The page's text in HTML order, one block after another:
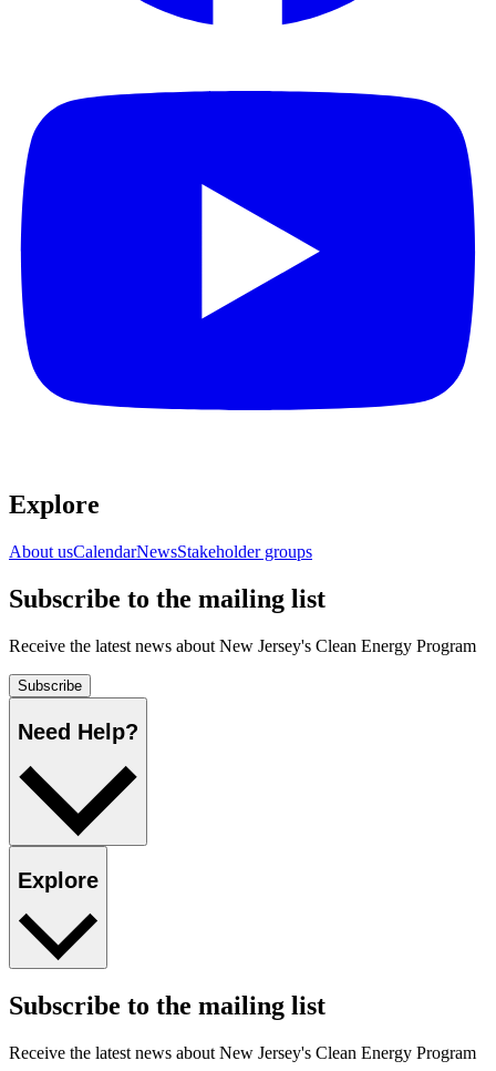
Explore​​​​‌ ‍ ​‍​‍‌‍ ‌ ​‍‌‍‍‌‌‍‌ ‌‍‍‌‌‍ ‍​‍​‍​ ‍‍​‍​‍‌ ​ ‌‍​‌‌‍ ‍‌‍‍‌‌ ‌​‌ ‍‌​‍ ‍‌‍‍‌‌‍ ​‍​‍​‍ ​​‍​‍‌‍‍​‌ ​‍‌‍‌‌‌‍‌‍​‍​‍​ ‍‍​‍​‍‌‍‍​‌ ‌​‌ ‌​‌ ​​​ ‍‍​‍ ​‍ ‌‍ ​‌‍ ‌‍​ ‌‍​‌‌‍ ​‌‍‍​‌‍ ‌ ​ ‌ ‌​​ ‍‍​ ​ ​ ​ ​ ​ ​ ​ ​‍ ‌‍‍‌‌‍ ‍‌ ‌​‌‍‌‌‌‍ ‍‌ ‌​​‍ ‌‍‌‌‌‍‌​‌‍‍‌‌ ‌​​‍ ‌‍ ‌‌‍ ‌‍‌​‌‍‌‌​ ‌‌ ​​‌ ​‍‌‍‌‌‌ ​ ‌‍‌‌‌‍ ‍‌ ‌​‌‍​‌‌ ‌​‌‍‍‌‌‍ ‌‍ ‍​ ‍ ‌‍‍‌‌‍‌​​ ‌‌ ​ ‌‍‍‌‌ ‌​‌‍‌‌‌​‌‍‌‍ ‌‍ ‌ ‌​‌‍‌‌‌ ​‍​ ‍ ‌ ‌​‌ ‍‌‌ ​​‌‍‌‌​ ‌‌‍‌‍‌‍ ‌‍ ‌ ‌​‌‍‌‌‌ ​‍​ ‍ ‌ ​​‌‍​‌‌ ‌​‌‍‍​​ ‌‌‍ ‌‌‍‌‌‌‍ ‍‌ ‌‌‌ ​ ​‍‌‌​ ‌‌‌​​‍‌‌ ‌‍‍ ‌‍‌‌‌ ‍‌​‍‌‌​ ​ ‌​‌​​‍‌‌​ ​ ‌​‌​​‍‌‌​ ​‍​ ​‍‌‍​‌​ ‍‌‌‍‌‍​ ​​‌‍‌​​ ​​​ ‌​​ ​​​ ​ ​ ​‌​ ‌‍​ ‌ ​‍‌‌​ ​‍​ ​‍​‍‌‌​ ‌‌‌​‌​​‍ ‍‌‍‍​‌‍‌‌‌‍​‌‌‍‌​‌‍‍‌‌‍ ‍‌‍‌ ​ ‌‍​‍‌‍​‌‌ ​ ‌‍‌‌‌‌‌‌‌ ​‍‌‍ ​​ ‌‌‍‍​‌ ‌​‌ ‌​‌ ​​​‍‌‌​ ​ ‌​​‌​‍‌‌​ ​‍‌​‌‍​‍‌‌​ ​‍‌​‌‍‌‍ ​‌‍ ‌‍​ ‌‍​‌‌‍ ​‌‍‍​‌‍ ‌ ​ ‌ ‌​​‍‌‌​ ​ ‌​​‌​ ​ ​ ​ ​ ​ ​ ​ ​‍‌‍‌‍‍‌‌‍‌​​ ‌‌ ​ ‌‍‍‌‌ ‌​‌‍‌‌‌​‌‍‌‍ ‌‍ ‌ ‌​‌‍‌‌‌ ​‍​‍‌‍‌ ‌​‌ ‍‌‌ ​​‌‍‌‌​ ‌‌‍‌‍‌‍ ‌‍ ‌ ‌​‌‍‌‌‌ ​‍​‍‌‍‌ ​​‌‍​‌‌ ‌​‌‍‍​​ ‌‌‍ ‌‌‍‌‌‌‍ ‍‌ ‌‌‌ ​ ​‍‌‌​ ‌‌‌​​‍‌‌ ‌‍‍ ‌‍‌‌‌ ‍‌​‍‌‌​ ​ ‌​‌​​‍‌‌​ ​ ‌​‌​​‍‌‌​ ​‍​ ​‍‌‍​‌​ ‍‌‌‍‌‍​ ​​‌‍‌​​ ​​​ ‌​​ ​​​ ​ ​ ​‌​ ‌‍​ ‌ ​‍‌‌​ ​‍​ ​‍​‍‌‌​ ‌‌‌​‌​​‍ ‍‌‍‍​‌‍‌‌‌‍​‌‌‍‌​‌‍‍‌‌‍ ‍‌‍‌ ​‍‌‍‌ ​​‌‍‌‌‌ ​‍‌ ​ ‌ ​​‌‍‌‌‌‍​ ‌ ‌​‌‍‍‌‌ ‌‍‌‍‌‌​ ‌‌ ​​‌ ‌‌‌‍​‍‌‍ ​‌‍‍‌‌ ​ ‌‍‍​‌‍‌‌‌‍‌​​‍​‍‌ ‌
About us​​​​‌ ‍ ​‍​‍‌‍ ‌ ​‍‌‍‍‌‌‍‌ ‌‍‍‌‌‍ ‍​‍​‍​ ‍‍​‍​‍‌ ​ ‌‍​‌‌‍ ‍‌‍‍‌‌ ‌​‌ ‍‌​‍ ‍‌‍‍‌‌‍ ​‍​‍​‍ ​​‍​‍‌‍‍​‌ ​‍‌‍‌‌‌‍‌‍​‍​‍​ ‍‍​‍​‍‌‍‍​‌ ‌​‌ ‌​‌ ​​​ ‍‍​‍ ​‍ ‌‍ ​‌‍ ‌‍​ ‌‍​‌‌‍ ​‌‍‍​‌‍ ‌ ​ ‌ ‌​​ ‍‍​ ​ ​ ​ ​ ​ ​ ​ ​‍ ‌‍‍‌‌‍ ‍‌ ‌​‌‍‌‌‌‍ ‍‌ ‌​​‍ ‌‍‌‌‌‍‌​‌‍‍‌‌ ‌​​‍ ‌‍ ‌‌‍ ‌‍‌​‌‍‌‌​ ‌‌ ​​‌ ​‍‌‍‌‌‌ ​ ‌‍‌‌‌‍ ‍‌ ‌​‌‍​‌‌ ‌​‌‍‍‌‌‍ ‌‍ ‍​ ‍ ‌‍‍‌‌‍‌​​ ‌‌ ​ ‌‍‍‌‌ ‌​‌‍‌‌‌​‌‍‌‍ ‌‍ ‌ ‌​‌‍‌‌‌ ​‍​ ‍ ‌ ‌​‌ ‍‌‌ ​​‌‍‌‌​ ‌‌‍‌‍‌‍ ‌‍ ‌ ‌​‌‍‌‌‌ ​‍​ ‍ ‌ ​​‌‍​‌‌ ‌​‌‍‍​​ ‌‌‍ ‌‌‍‌‌‌‍ ‍‌ ‌‌‌ ​ ​‍‌‌​ ‌‌‌​​‍‌‌ ‌‍‍ ‌‍‌‌‌ ‍‌​‍‌‌​ ​ ‌​‌​​‍‌‌​ ​ ‌​‌​​‍‌‌​ ​‍​ ​‍‌‍​‌​ ‍‌‌‍‌‍​ ​​‌‍‌​​ ​​​ ‌​​ ​​​ ​ ​ ​‌​ ‌‍​ ‌ ​‍‌‌​ ​‍​ ​‍​‍‌‌​ ‌‌‌​‌​​‍ ‍‌‍‍‌‌ ‌​‌‍‌‌‌‍ ‌‌ ​ ​‍‌‌​ ‌‌‌​​‍‌‌ ‌‍‍ ‌‍‌‌‌ ‍‌​‍‌‌​ ​ ‌​‌​​‍‌‌​ ​ ‌​‌​​‍‌‌​ ​‍​ ​‍​ ​​‌‍‌‌‌‍‌​​ ‌ ​ ​‍​ ​‍​ ​​‌‍‌‍​ ‌‍​ ‌​‌‍‌‍‌‍​‍​‍‌‌​ ​‍​ ​‍​‍‌‌​ ‌‌‌​‌​​‍ ‍‌ ‌​‌‍‌‌‌ ‍​‌ ‌​​ ‌‍​‍‌‍​‌‌ ​ ‌‍‌‌‌‌‌‌‌ ​‍‌‍ ​​ ‌‌‍‍​‌ ‌​‌ ‌​‌ ​​​‍‌‌​ ​ ‌​​‌​‍‌‌​ ​‍‌​‌‍​‍‌‌​ ​‍‌​‌‍‌‍ ​‌‍ ‌‍​ ‌‍​‌‌‍ ​‌‍‍​‌‍ ‌ ​ ‌ ‌​​‍‌‌​ ​ ‌​​‌​ ​ ​ ​ ​ ​ ​ ​ ​‍‌‍‌‍‍‌‌‍‌​​ ‌‌ ​ ‌‍‍‌‌ ‌​‌‍‌‌‌​‌‍‌‍ ‌‍ ‌ ‌​‌‍‌‌‌ ​‍​‍‌‍‌ ‌​‌ ‍‌‌ ​​‌‍‌‌​ ‌‌‍‌‍‌‍ ‌‍ ‌ ‌​‌‍‌‌‌ ​‍​‍‌‍‌ ​​‌‍​‌‌ ‌​‌‍‍​​ ‌‌‍ ‌‌‍‌‌‌‍ ‍‌ ‌‌‌ ​ ​‍‌‌​ ‌‌‌​​‍‌‌ ‌‍‍ ‌‍‌‌‌ ‍‌​‍‌‌​ ​ ‌​‌​​‍‌‌​ ​ ‌​‌​​‍‌‌​ ​‍​ ​‍‌‍​‌​ ‍‌‌‍‌‍​ ​​‌‍‌​​ ​​​ ‌​​ ​​​ ​ ​ ​‌​ ‌‍​ ‌ ​‍‌‌​ ​‍​ ​‍​‍‌‌​ ‌‌‌​‌​​‍ ‍‌‍‍‌‌ ‌​‌‍‌‌‌‍ ‌‌ ​ ​‍‌‌​ ‌‌‌​​‍‌‌ ‌‍‍ ‌‍‌‌‌ ‍‌​‍‌‌​ ​ ‌​‌​​‍‌‌​ ​ ‌​‌​​‍‌‌​ ​‍​ ​‍​ ​​‌‍‌‌‌‍‌​​ ‌ ​ ​‍​ ​‍​ ​​‌‍‌‍​ ‌‍​ ‌​‌‍‌‍‌‍​‍​‍‌‌​ ​‍​ ​‍​‍‌‌​ ‌‌‌​‌​​‍ ‍‌ ‌​‌‍‌‌‌ ‍​‌ ‌​​‍‌‍‌ ​​‌‍‌‌‌ ​‍‌ ​ ‌ ​​‌‍‌‌‌‍​ ‌ ‌​‌‍‍‌‌ ‌‍‌‍‌‌​ ‌‌ ​​‌ ‌‌‌‍​‍‌‍ ​‌‍‍‌‌ ​ ‌‍‍​‌‍‌‌‌‍‌​​‍​‍‌ ‌Calendar​​​​‌ ‍ ​‍​‍‌‍ ‌ ​‍‌‍‍‌‌‍‌ ‌‍‍‌‌‍ ‍​‍​‍​ ‍‍​‍​‍‌ ​ ‌‍​‌‌‍ ‍‌‍‍‌‌ ‌​‌ ‍‌​‍ ‍‌‍‍‌‌‍ ​‍​‍​‍ ​​‍​‍‌‍‍​‌ ​‍‌‍‌‌‌‍‌‍​‍​‍​ ‍‍​‍​‍‌‍‍​‌ ‌​‌ ‌​‌ ​​​ ‍‍​‍ ​‍ ‌‍ ​‌‍ ‌‍​ ‌‍​‌‌‍ ​‌‍‍​‌‍ ‌ ​ ‌ ‌​​ ‍‍​ ​ ​ ​ ​ ​ ​ ​ ​‍ ‌‍‍‌‌‍ ‍‌ ‌​‌‍‌‌‌‍ ‍‌ ‌​​‍ ‌‍‌‌‌‍‌​‌‍‍‌‌ ‌​​‍ ‌‍ ‌‌‍ ‌‍‌​‌‍‌‌​ ‌‌ ​​‌ ​‍‌‍‌‌‌ ​ ‌‍‌‌‌‍ ‍‌ ‌​‌‍​‌‌ ‌​‌‍‍‌‌‍ ‌‍ ‍​ ‍ ‌‍‍‌‌‍‌​​ ‌‌ ​ ‌‍‍‌‌ ‌​‌‍‌‌‌​‌‍‌‍ ‌‍ ‌ ‌​‌‍‌‌‌ ​‍​ ‍ ‌ ‌​‌ ‍‌‌ ​​‌‍‌‌​ ‌‌‍‌‍‌‍ ‌‍ ‌ ‌​‌‍‌‌‌ ​‍​ ‍ ‌ ​​‌‍​‌‌ ‌​‌‍‍​​ ‌‌‍ ‌‌‍‌‌‌‍ ‍‌ ‌‌‌ ​ ​‍‌‌​ ‌‌‌​​‍‌‌ ‌‍‍ ‌‍‌‌‌ ‍‌​‍‌‌​ ​ ‌​‌​​‍‌‌​ ​ ‌​‌​​‍‌‌​ ​‍​ ​‍‌‍​‌​ ‍‌‌‍‌‍​ ​​‌‍‌​​ ​​​ ‌​​ ​​​ ​ ​ ​‌​ ‌‍​ ‌ ​‍‌‌​ ​‍​ ​‍​‍‌‌​ ‌‌‌​‌​​‍ ‍‌‍‍‌‌ ‌​‌‍‌‌‌‍ ‌‌ ​ ​‍‌‌​ ‌‌‌​​‍‌‌ ‌‍‍ ‌‍‌‌‌ ‍‌​‍‌‌​ ​ ‌​‌​​‍‌‌​ ​ ‌​‌​​‍‌‌​ ​‍​ ​‍‌‍‌‍​ ‍​​ ‌​​ ​‍‌‍‌​‌‍‌‌​ ‌ ‌‍‌​‌‍‌‍‌‍‌​​ ‌ ​ ​‍​‍‌‌​ ​‍​ ​‍​‍‌‌​ ‌‌‌​‌​​‍ ‍‌ ‌​‌‍‌‌‌ ‍​‌ ‌​​ ‌‍​‍‌‍​‌‌ ​ ‌‍‌‌‌‌‌‌‌ ​‍‌‍ ​​ ‌‌‍‍​‌ ‌​‌ ‌​‌ ​​​‍‌‌​ ​ ‌​​‌​‍‌‌​ ​‍‌​‌‍​‍‌‌​ ​‍‌​‌‍‌‍ ​‌‍ ‌‍​ ‌‍​‌‌‍ ​‌‍‍​‌‍ ‌ ​ ‌ ‌​​‍‌‌​ ​ ‌​​‌​ ​ ​ ​ ​ ​ ​ ​ ​‍‌‍‌‍‍‌‌‍‌​​ ‌‌ ​ ‌‍‍‌‌ ‌​‌‍‌‌‌​‌‍‌‍ ‌‍ ‌ ‌​‌‍‌‌‌ ​‍​‍‌‍‌ ‌​‌ ‍‌‌ ​​‌‍‌‌​ ‌‌‍‌‍‌‍ ‌‍ ‌ ‌​‌‍‌‌‌ ​‍​‍‌‍‌ ​​‌‍​‌‌ ‌​‌‍‍​​ ‌‌‍ ‌‌‍‌‌‌‍ ‍‌ ‌‌‌ ​ ​‍‌‌​ ‌‌‌​​‍‌‌ ‌‍‍ ‌‍‌‌‌ ‍‌​‍‌‌​ ​ ‌​‌​​‍‌‌​ ​ ‌​‌​​‍‌‌​ ​‍​ ​‍‌‍​‌​ ‍‌‌‍‌‍​ ​​‌‍‌​​ ​​​ ‌​​ ​​​ ​ ​ ​‌​ ‌‍​ ‌ ​‍‌‌​ ​‍​ ​‍​‍‌‌​ ‌‌‌​‌​​‍ ‍‌‍‍‌‌ ‌​‌‍‌‌‌‍ ‌‌ ​ ​‍‌‌​ ‌‌‌​​‍‌‌ ‌‍‍ ‌‍‌‌‌ ‍‌​‍‌‌​ ​ ‌​‌​​‍‌‌​ ​ ‌​‌​​‍‌‌​ ​‍​ ​‍‌‍‌‍​ ‍​​ ‌​​ ​‍‌‍‌​‌‍‌‌​ ‌ ‌‍‌​‌‍‌‍‌‍‌​​ ‌ ​ ​‍​‍‌‌​ ​‍​ ​‍​‍‌‌​ ‌‌‌​‌​​‍ ‍‌ ‌​‌‍‌‌‌ ‍​‌ ‌​​‍‌‍‌ ​​‌‍‌‌‌ ​‍‌ ​ ‌ ​​‌‍‌‌‌‍​ ‌ ‌​‌‍‍‌‌ ‌‍‌‍‌‌​ ‌‌ ​​‌ ‌‌‌‍​‍‌‍ ​‌‍‍‌‌ ​ ‌‍‍​‌‍‌‌‌‍‌​​‍​‍‌ ‌News​​​​‌ ‍ ​‍​‍‌‍ ‌ ​‍‌‍‍‌‌‍‌ ‌‍‍‌‌‍ ‍​‍​‍​ ‍‍​‍​‍‌ ​ ‌‍​‌‌‍ ‍‌‍‍‌‌ ‌​‌ ‍‌​‍ ‍‌‍‍‌‌‍ ​‍​‍​‍ ​​‍​‍‌‍‍​‌ ​‍‌‍‌‌‌‍‌‍​‍​‍​ ‍‍​‍​‍‌‍‍​‌ ‌​‌ ‌​‌ ​​​ ‍‍​‍ ​‍ ‌‍ ​‌‍ ‌‍​ ‌‍​‌‌‍ ​‌‍‍​‌‍ ‌ ​ ‌ ‌​​ ‍‍​ ​ ​ ​ ​ ​ ​ ​ ​‍ ‌‍‍‌‌‍ ‍‌ ‌​‌‍‌‌‌‍ ‍‌ ‌​​‍ ‌‍‌‌‌‍‌​‌‍‍‌‌ ‌​​‍ ‌‍ ‌‌‍ ‌‍‌​‌‍‌‌​ ‌‌ ​​‌ ​‍‌‍‌‌‌ ​ ‌‍‌‌‌‍ ‍‌ ‌​‌‍​‌‌ ‌​‌‍‍‌‌‍ ‌‍ ‍​ ‍ ‌‍‍‌‌‍‌​​ ‌‌ ​ ‌‍‍‌‌ ‌​‌‍‌‌‌​‌‍‌‍ ‌‍ ‌ ‌​‌‍‌‌‌ ​‍​ ‍ ‌ ‌​‌ ‍‌‌ ​​‌‍‌‌​ ‌‌‍‌‍‌‍ ‌‍ ‌ ‌​‌‍‌‌‌ ​‍​ ‍ ‌ ​​‌‍​‌‌ ‌​‌‍‍​​ ‌‌‍ ‌‌‍‌‌‌‍ ‍‌ ‌‌‌ ​ ​‍‌‌​ ‌‌‌​​‍‌‌ ‌‍‍ ‌‍‌‌‌ ‍‌​‍‌‌​ ​ ‌​‌​​‍‌‌​ ​ ‌​‌​​‍‌‌​ ​‍​ ​‍‌‍​‌​ ‍‌‌‍‌‍​ ​​‌‍‌​​ ​​​ ‌​​ ​​​ ​ ​ ​‌​ ‌‍​ ‌ ​‍‌‌​ ​‍​ ​‍​‍‌‌​ ‌‌‌​‌​​‍ ‍‌‍‍‌‌ ‌​‌‍‌‌‌‍ ‌‌ ​ ​‍‌‌​ ‌‌‌​​‍‌‌ ‌‍‍ ‌‍‌‌‌ ‍‌​‍‌‌​ ​ ‌​‌​​‍‌‌​ ​ ‌​‌​​‍‌‌​ ​‍​ ​‍‌‍​ ‌‍​‍​ ‍​​ ​​​ ‍‌​ ‌‍​ ​‍​ ‌‍​ ​‍‌‍​‍​ ‍‌​ ​‌​‍‌‌​ ​‍​ ​‍​‍‌‌​ ‌‌‌​‌​​‍ ‍‌ ‌​‌‍‌‌‌ ‍​‌ ‌​​ ‌‍​‍‌‍​‌‌ ​ ‌‍‌‌‌‌‌‌‌ ​‍‌‍ ​​ ‌‌‍‍​‌ ‌​‌ ‌​‌ ​​​‍‌‌​ ​ ‌​​‌​‍‌‌​ ​‍‌​‌‍​‍‌‌​ ​‍‌​‌‍‌‍ ​‌‍ ‌‍​ ‌‍​‌‌‍ ​‌‍‍​‌‍ ‌ ​ ‌ ‌​​‍‌‌​ ​ ‌​​‌​ ​ ​ ​ ​ ​ ​ ​ ​‍‌‍‌‍‍‌‌‍‌​​ ‌‌ ​ ‌‍‍‌‌ ‌​‌‍‌‌‌​‌‍‌‍ ‌‍ ‌ ‌​‌‍‌‌‌ ​‍​‍‌‍‌ ‌​‌ ‍‌‌ ​​‌‍‌‌​ ‌‌‍‌‍‌‍ ‌‍ ‌ ‌​‌‍‌‌‌ ​‍​‍‌‍‌ ​​‌‍​‌‌ ‌​‌‍‍​​ ‌‌‍ ‌‌‍‌‌‌‍ ‍‌ ‌‌‌ ​ ​‍‌‌​ ‌‌‌​​‍‌‌ ‌‍‍ ‌‍‌‌‌ ‍‌​‍‌‌​ ​ ‌​‌​​‍‌‌​ ​ ‌​‌​​‍‌‌​ ​‍​ ​‍‌‍​‌​ ‍‌‌‍‌‍​ ​​‌‍‌​​ ​​​ ‌​​ ​​​ ​ ​ ​‌​ ‌‍​ ‌ ​‍‌‌​ ​‍​ ​‍​‍‌‌​ ‌‌‌​‌​​‍ ‍‌‍‍‌‌ ‌​‌‍‌‌‌‍ ‌‌ ​ ​‍‌‌​ ‌‌‌​​‍‌‌ ‌‍‍ ‌‍‌‌‌ ‍‌​‍‌‌​ ​ ‌​‌​​‍‌‌​ ​ ‌​‌​​‍‌‌​ ​‍​ ​‍‌‍​ ‌‍​‍​ ‍​​ ​​​ ‍‌​ ‌‍​ ​‍​ ‌‍​ ​‍‌‍​‍​ ‍‌​ ​‌​‍‌‌​ ​‍​ ​‍​‍‌‌​ ‌‌‌​‌​​‍ ‍‌ ‌​‌‍‌‌‌ ‍​‌ ‌​​‍‌‍‌ ​​‌‍‌‌‌ ​‍‌ ​ ‌ ​​‌‍‌‌‌‍​ ‌ ‌​‌‍‍‌‌ ‌‍‌‍‌‌​ ‌‌ ​​‌ ‌‌‌‍​‍‌‍ ​‌‍‍‌‌ ​ ‌‍‍​‌‍‌‌‌‍‌​​‍​‍‌ ‌Stakeholder groups​​​​‌ ‍ ​‍​‍‌‍ ‌ ​‍‌‍‍‌‌‍‌ ‌‍‍‌‌‍ ‍​‍​‍​ ‍‍​‍​‍‌ ​ ‌‍​‌‌‍ ‍‌‍‍‌‌ ‌​‌ ‍‌​‍ ‍‌‍‍‌‌‍ ​‍​‍​‍ ​​‍​‍‌‍‍​‌ ​‍‌‍‌‌‌‍‌‍​‍​‍​ ‍‍​‍​‍‌‍‍​‌ ‌​‌ ‌​‌ ​​​ ‍‍​‍ ​‍ ‌‍ ​‌‍ ‌‍​ ‌‍​‌‌‍ ​‌‍‍​‌‍ ‌ ​ ‌ ‌​​ ‍‍​ ​ ​ ​ ​ ​ ​ ​ ​‍ ‌‍‍‌‌‍ ‍‌ ‌​‌‍‌‌‌‍ ‍‌ ‌​​‍ ‌‍‌‌‌‍‌​‌‍‍‌‌ ‌​​‍ ‌‍ ‌‌‍ ‌‍‌​‌‍‌‌​ ‌‌ ​​‌ ​‍‌‍‌‌‌ ​ ‌‍‌‌‌‍ ‍‌ ‌​‌‍​‌‌ ‌​‌‍‍‌‌‍ ‌‍ ‍​ ‍ ‌‍‍‌‌‍‌​​ ‌‌ ​ ‌‍‍‌‌ ‌​‌‍‌‌‌​‌‍‌‍ ‌‍ ‌ ‌​‌‍‌‌‌ ​‍​ ‍ ‌ ‌​‌ ‍‌‌ ​​‌‍‌‌​ ‌‌‍‌‍‌‍ ‌‍ ‌ ‌​‌‍‌‌‌ ​‍​ ‍ ‌ ​​‌‍​‌‌ ‌​‌‍‍​​ ‌‌‍ ‌‌‍‌‌‌‍ ‍‌ ‌‌‌ ​ ​‍‌‌​ ‌‌‌​​‍‌‌ ‌‍‍ ‌‍‌‌‌ ‍‌​‍‌‌​ ​ ‌​‌​​‍‌‌​ ​ ‌​‌​​‍‌‌​ ​‍​ ​‍‌‍​‌​ ‍‌‌‍‌‍​ ​​‌‍‌​​ ​​​ ‌​​ ​​​ ​ ​ ​‌​ ‌‍​ ‌ ​‍‌‌​ ​‍​ ​‍​‍‌‌​ ‌‌‌​‌​​‍ ‍‌‍‍‌‌ ‌​‌‍‌‌‌‍ ‌‌ ​ ​‍‌‌​ ‌‌‌​​‍‌‌ ‌‍‍ ‌‍‌‌‌ ‍‌​‍‌‌​ ​ ‌​‌​​‍‌‌​ ​ ‌​‌​​‍‌‌​ ​‍​ ​‍‌‍​‌‌‍‌​​ ‌‌​ ​​​ ​‍‌‍​‍‌‍​‌‌‍‌‌​ ‌​​ ‍‌‌‍‌‍​ ‌​​‍‌‌​ ​‍​ ​‍​‍‌‌​ ‌‌‌​‌​​‍ ‍‌ ‌​‌‍‌‌‌ ‍​‌ ‌​​ ‌‍​‍‌‍​‌‌ ​ ‌‍‌‌‌‌‌‌‌ ​‍‌‍ ​​ ‌‌‍‍​‌ ‌​‌ ‌​‌ ​​​‍‌‌​ ​ ‌​​‌​‍‌‌​ ​‍‌​‌‍​‍‌‌​ ​‍‌​‌‍‌‍ ​‌‍ ‌‍​ ‌‍​‌‌‍ ​‌‍‍​‌‍ ‌ ​ ‌ ‌​​‍‌‌​ ​ ‌​​‌​ ​ ​ ​ ​ ​ ​ ​ ​‍‌‍‌‍‍‌‌‍‌​​ ‌‌ ​ ‌‍‍‌‌ ‌​‌‍‌‌‌​‌‍‌‍ ‌‍ ‌ ‌​‌‍‌‌‌ ​‍​‍‌‍‌ ‌​‌ ‍‌‌ ​​‌‍‌‌​ ‌‌‍‌‍‌‍ ‌‍ ‌ ‌​‌‍‌‌‌ ​‍​‍‌‍‌ ​​‌‍​‌‌ ‌​‌‍‍​​ ‌‌‍ ‌‌‍‌‌‌‍ ‍‌ ‌‌‌ ​ ​‍‌‌​ ‌‌‌​​‍‌‌ ‌‍‍ ‌‍‌‌‌ ‍‌​‍‌‌​ ​ ‌​‌​​‍‌‌​ ​ ‌​‌​​‍‌‌​ ​‍​ ​‍‌‍​‌​ ‍‌‌‍‌‍​ ​​‌‍‌​​ ​​​ ‌​​ ​​​ ​ ​ ​‌​ ‌‍​ ‌ ​‍‌‌​ ​‍​ ​‍​‍‌‌​ ‌‌‌​‌​​‍ ‍‌‍‍‌‌ ‌​‌‍‌‌‌‍ ‌‌ ​ ​‍‌‌​ ‌‌‌​​‍‌‌ ‌‍‍ ‌‍‌‌‌ ‍‌​‍‌‌​ ​ ‌​‌​​‍‌‌​ ​ ‌​‌​​‍‌‌​ ​‍​ ​‍‌‍​‌‌‍‌​​ ‌‌​ ​​​ ​‍‌‍​‍‌‍​‌‌‍‌‌​ ‌​​ ‍‌‌‍‌‍​ ‌​​‍‌‌​ ​‍​ ​‍​‍‌‌​ ‌‌‌​‌​​‍ ‍‌ ‌​‌‍‌‌‌ ‍​‌ ‌​​‍‌‍‌ ​​‌‍‌‌‌ ​‍‌ ​ ‌ ​​‌‍‌‌‌‍​ ‌ ‌​‌‍‍‌‌ ‌‍‌‍‌‌​ ‌‌ ​​‌ ‌‌‌‍​‍‌‍ ​‌‍‍‌‌ ​ ‌‍‍​‌‍‌‌‌‍‌​​‍​‍‌ ‌
Subscribe to the mailing list​​​​‌ ‍ ​‍​‍‌‍ ‌ ​‍‌‍‍‌‌‍‌ ‌‍‍‌‌‍ ‍​‍​‍​ ‍‍​‍​‍‌ ​ ‌‍​‌‌‍ ‍‌‍‍‌‌ ‌​‌ ‍‌​‍ ‍‌‍‍‌‌‍ ​‍​‍​‍ ​​‍​‍‌‍‍​‌ ​‍‌‍‌‌‌‍‌‍​‍​‍​ ‍‍​‍​‍‌‍‍​‌ ‌​‌ ‌​‌ ​​​ ‍‍​‍ ​‍ ‌‍ ​‌‍ ‌‍​ ‌‍​‌‌‍ ​‌‍‍​‌‍ ‌ ​ ‌ ‌​​ ‍‍​ ​ ​ ​ ​ ​ ​ ​ ​‍ ‌‍‍‌‌‍ ‍‌ ‌​‌‍‌‌‌‍ ‍‌ ‌​​‍ ‌‍‌‌‌‍‌​‌‍‍‌‌ ‌​​‍ ‌‍ ‌‌‍ ‌‍‌​‌‍‌‌​ ‌‌ ​​‌ ​‍‌‍‌‌‌ ​ ‌‍‌‌‌‍ ‍‌ ‌​‌‍​‌‌ ‌​‌‍‍‌‌‍ ‌‍ ‍​ ‍ ‌‍‍‌‌‍‌​​ ‌‌ ​ ‌‍‍‌‌ ‌​‌‍‌‌‌​‌‍‌‍ ‌‍ ‌ ‌​‌‍‌‌‌ ​‍​ ‍ ‌ ‌​‌ ‍‌‌ ​​‌‍‌‌​ ‌‌‍‌‍‌‍ ‌‍ ‌ ‌​‌‍‌‌‌ ​‍​ ‍ ‌ ​​‌‍​‌‌ ‌​‌‍‍​​ ‌‌‍ ‍‌‍‌‌‌ ‌ ‌ ​ ‌‍ ​‌‍‌‌‌ ‌​‌ ‌​‌‍‌‌‌ ​‍​‍ ‍‌‍‍​‌‍‌‌‌‍​‌‌‍‌​‌‍‍‌‌‍ ‍‌‍‌ ​ ‌‍​‍‌‍​‌‌ ​ ‌‍‌‌‌‌‌‌‌ ​‍‌‍ ​​ ‌‌‍‍​‌ ‌​‌ ‌​‌ ​​​‍‌‌​ ​ ‌​​‌​‍‌‌​ ​‍‌​‌‍​‍‌‌​ ​‍‌​‌‍‌‍ ​‌‍ ‌‍​ ‌‍​‌‌‍ ​‌‍‍​‌‍ ‌ ​ ‌ ‌​​‍‌‌​ ​ ‌​​‌​ ​ ​ ​ ​ ​ ​ ​ ​‍‌‍‌‍‍‌‌‍‌​​ ‌‌ ​ ‌‍‍‌‌ ‌​‌‍‌‌‌​‌‍‌‍ ‌‍ ‌ ‌​‌‍‌‌‌ ​‍​‍‌‍‌ ‌​‌ ‍‌‌ ​​‌‍‌‌​ ‌‌‍‌‍‌‍ ‌‍ ‌ ‌​‌‍‌‌‌ ​‍​‍‌‍‌ ​​‌‍​‌‌ ‌​‌‍‍​​ ‌‌‍ ‍‌‍‌‌‌ ‌ ‌ ​ ‌‍ ​‌‍‌‌‌ ‌​‌ ‌​‌‍‌‌‌ ​‍​‍ ‍‌‍‍​‌‍‌‌‌‍​‌‌‍‌​‌‍‍‌‌‍ ‍‌‍‌ ​‍‌‍‌ ​​‌‍‌‌‌ ​‍‌ ​ ‌ ​​‌‍‌‌‌‍​ ‌ ‌​‌‍‍‌‌ ‌‍‌‍‌‌​ ‌‌ ​​‌ ‌‌‌‍​‍‌‍ ​‌‍‍‌‌ ​ ‌‍‍​‌‍‌‌‌‍‌​​‍​‍‌ ‌
Receive the latest news about New Jersey's Clean Energy Program​​​​‌ ‍ ​‍​‍‌‍ ‌ ​‍‌‍‍‌‌‍‌ ‌‍‍‌‌‍ ‍​‍​‍​ ‍‍​‍​‍‌ ​ ‌‍​‌‌‍ ‍‌‍‍‌‌ ‌​‌ ‍‌​‍ ‍‌‍‍‌‌‍ ​‍​‍​‍ ​​‍​‍‌‍‍​‌ ​‍‌‍‌‌‌‍‌‍​‍​‍​ ‍‍​‍​‍‌‍‍​‌ ‌​‌ ‌​‌ ​​​ ‍‍​‍ ​‍ ‌‍ ​‌‍ ‌‍​ ‌‍​‌‌‍ ​‌‍‍​‌‍ ‌ ​ ‌ ‌​​ ‍‍​ ​ ​ ​ ​ ​ ​ ​ ​‍ ‌‍‍‌‌‍ ‍‌ ‌​‌‍‌‌‌‍ ‍‌ ‌​​‍ ‌‍‌‌‌‍‌​‌‍‍‌‌ ‌​​‍ ‌‍ ‌‌‍ ‌‍‌​‌‍‌‌​ ‌‌ ​​‌ ​‍‌‍‌‌‌ ​ ‌‍‌‌‌‍ ‍‌ ‌​‌‍​‌‌ ‌​‌‍‍‌‌‍ ‌‍ ‍​ ‍ ‌‍‍‌‌‍‌​​ ‌‌ ​ ‌‍‍‌‌ ‌​‌‍‌‌‌​‌‍‌‍ ‌‍ ‌ ‌​‌‍‌‌‌ ​‍​ ‍ ‌ ‌​‌ ‍‌‌ ​​‌‍‌‌​ ‌‌‍‌‍‌‍ ‌‍ ‌ ‌​‌‍‌‌‌ ​‍​ ‍ ‌ ​​‌‍​‌‌ ‌​‌‍‍​​ ‌‌‍ ‍‌‍‌‌‌ ‌ ‌ ​ ‌‍ ​‌‍‌‌‌ ‌​‌ ‌​‌‍‌‌‌ ​‍​‍ ‍‌ ‌​‌‍‌‌‌ ‍​‌ ‌​​ ‌‍​‍‌‍​‌‌ ​ ‌‍‌‌‌‌‌‌‌ ​‍‌‍ ​​ ‌‌‍‍​‌ ‌​‌ ‌​‌ ​​​‍‌‌​ ​ ‌​​‌​‍‌‌​ ​‍‌​‌‍​‍‌‌​ ​‍‌​‌‍‌‍ ​‌‍ ‌‍​ ‌‍​‌‌‍ ​‌‍‍​‌‍ ‌ ​ ‌ ‌​​‍‌‌​ ​ ‌​​‌​ ​ ​ ​ ​ ​ ​ ​ ​‍‌‍‌‍‍‌‌‍‌​​ ‌‌ ​ ‌‍‍‌‌ ‌​‌‍‌‌‌​‌‍‌‍ ‌‍ ‌ ‌​‌‍‌‌‌ ​‍​‍‌‍‌ ‌​‌ ‍‌‌ ​​‌‍‌‌​ ‌‌‍‌‍‌‍ ‌‍ ‌ ‌​‌‍‌‌‌ ​‍​‍‌‍‌ ​​‌‍​‌‌ ‌​‌‍‍​​ ‌‌‍ ‍‌‍‌‌‌ ‌ ‌ ​ ‌‍ ​‌‍‌‌‌ ‌​‌ ‌​‌‍‌‌‌ ​‍​‍ ‍‌ ‌​‌‍‌‌‌ ‍​‌ ‌​​‍‌‍‌ ​​‌‍‌‌‌ ​‍‌ ​ ‌ ​​‌‍‌‌‌‍​ ‌ ‌​‌‍‍‌‌ ‌‍‌‍‌‌​ ‌‌ ​​‌ ‌‌‌‍​‍‌‍ ​‌‍‍‌‌ ​ ‌‍‍​‌‍‌‌‌‍‌​​‍​‍‌ ‌
Subscribe​​​​‌ ‍ ​‍​‍‌‍ ‌ ​‍‌‍‍‌‌‍‌ ‌‍‍‌‌‍ ‍​‍​‍​ ‍‍​‍​‍‌ ​ ‌‍​‌‌‍ ‍‌‍‍‌‌ ‌​‌ ‍‌​‍ ‍‌‍‍‌‌‍ ​‍​‍​‍ ​​‍​‍‌‍‍​‌ ​‍‌‍‌‌‌‍‌‍​‍​‍​ ‍‍​‍​‍‌‍‍​‌ ‌​‌ ‌​‌ ​​​ ‍‍​‍ ​‍ ‌‍ ​‌‍ ‌‍​ ‌‍​‌‌‍ ​‌‍‍​‌‍ ‌ ​ ‌ ‌​​ ‍‍​ ​ ​ ​ ​ ​ ​ ​ ​‍ ‌‍‍‌‌‍ ‍‌ ‌​‌‍‌‌‌‍ ‍‌ ‌​​‍ ‌‍‌‌‌‍‌​‌‍‍‌‌ ‌​​‍ ‌‍ ‌‌‍ ‌‍‌​‌‍‌‌​ ‌‌ ​​‌ ​‍‌‍‌‌‌ ​ ‌‍‌‌‌‍ ‍‌ ‌​‌‍​‌‌ ‌​‌‍‍‌‌‍ ‌‍ ‍​ ‍ ‌‍‍‌‌‍‌​​ ‌‌ ​ ‌‍‍‌‌ ‌​‌‍‌‌‌​‌‍‌‍ ‌‍ ‌ ‌​‌‍‌‌‌ ​‍​ ‍ ‌ ‌​‌ ‍‌‌ ​​‌‍‌‌​ ‌‌‍‌‍‌‍ ‌‍ ‌ ‌​‌‍‌‌‌ ​‍​ ‍ ‌ ​​‌‍​‌‌ ‌​‌‍‍​​ ‌‌‍ ‍‌‍‌‌‌ ‌ ‌ ​ ‌‍ ​‌‍‌‌‌ ‌​‌ ‌​‌‍‌‌‌ ​‍​‍ ‍‌‍​‍‌ ‌​‌‍ ‍​ ‌‍​‍‌‍​‌‌ ​ ‌‍‌‌‌‌‌‌‌ ​‍‌‍ ​​ ‌‌‍‍​‌ ‌​‌ ‌​‌ ​​​‍‌‌​ ​ ‌​​‌​‍‌‌​ ​‍‌​‌‍​‍‌‌​ ​‍‌​‌‍‌‍ ​‌‍ ‌‍​ ‌‍​‌‌‍ ​‌‍‍​‌‍ ‌ ​ ‌ ‌​​‍‌‌​ ​ ‌​​‌​ ​ ​ ​ ​ ​ ​ ​ ​‍‌‍‌‍‍‌‌‍‌​​ ‌‌ ​ ‌‍‍‌‌ ‌​‌‍‌‌‌​‌‍‌‍ ‌‍ ‌ ‌​‌‍‌‌‌ ​‍​‍‌‍‌ ‌​‌ ‍‌‌ ​​‌‍‌‌​ ‌‌‍‌‍‌‍ ‌‍ ‌ ‌​‌‍‌‌‌ ​‍​‍‌‍‌ ​​‌‍​‌‌ ‌​‌‍‍​​ ‌‌‍ ‍‌‍‌‌‌ ‌ ‌ ​ ‌‍ ​‌‍‌‌‌ ‌​‌ ‌​‌‍‌‌‌ ​‍​‍ ‍‌‍​‍‌ ‌​‌‍ ‍​‍‌‍‌ ​​‌‍‌‌‌ ​‍‌ ​ ‌ ​​‌‍‌‌‌‍​ ‌ ‌​‌‍‍‌‌ ‌‍‌‍‌‌​ ‌‌ ​​‌ ‌‌‌‍​‍‌‍ ​‌‍‍‌‌ ​ ‌‍‍​‌‍‌‌‌‍‌​​‍​‍‌ ‌
Need Help?​​​​‌ ‍ ​‍​‍‌‍ ‌ ​‍‌‍‍‌‌‍‌ ‌‍‍‌‌‍ ‍​‍​‍​ ‍‍​‍​‍‌ ​ ‌‍​‌‌‍ ‍‌‍‍‌‌ ‌​‌ ‍‌​‍ ‍‌‍‍‌‌‍ ​‍​‍​‍ ​​‍​‍‌‍‍​‌ ​‍‌‍‌‌‌‍‌‍​‍​‍​ ‍‍​‍​‍‌‍‍​‌ ‌​‌ ‌​‌ ​​​ ‍‍​‍ ​‍ ‌‍ ​‌‍ ‌‍​ ‌‍​‌‌‍ ​‌‍‍​‌‍ ‌ ​ ‌ ‌​​ ‍‍​ ​ ​ ​ ​ ​ ​ ​ ​‍ ‌‍‍‌‌‍ ‍‌ ‌​‌‍‌‌‌‍ ‍‌ ‌​​‍ ‌‍‌‌‌‍‌​‌‍‍‌‌ ‌​​‍ ‌‍ ‌‌‍ ‌‍‌​‌‍‌‌​ ‌‌ ​​‌ ​‍‌‍‌‌‌ ​ ‌‍‌‌‌‍ ‍‌ ‌​‌‍​‌‌ ‌​‌‍‍‌‌‍ ‌‍ ‍​ ‍ ‌‍‍‌‌‍‌​​ ‌‌ ​ ‌‍‍‌‌ ‌​‌‍‌‌‌​‌‍‌‍ ‌‍ ‌ ‌​‌‍‌‌‌ ​‍​ ‍ ‌ ‌​‌ ‍‌‌ ​​‌‍‌‌​ ‌‌‍‌‍‌‍ ‌‍ ‌ ‌​‌‍‌‌‌ ​‍​ ‍ ‌ ​​‌‍​‌‌ ‌​‌‍‍​​ ‌‌‍ ‌‌‍‌‌‌‍ ‍‌ ‌‌‌ ​ ​‍‌‌​ ‌‌‌​​‍‌‌ ‌‍‍ ‌‍‌‌‌ ‍‌​‍‌‌​ ​ ‌​‌​​‍‌‌​ ​ ‌​‌​​‍‌‌​ ​‍​ ​‍‌‍‌‌‌‍‌‍​ ​‌​ ‌ ​ ​‌‌‍​ ‌‍‌‌‌‍​‌​ ‍‌‌‍‌​​ ​‍‌‍​ ​‍‌‌​ ​‍​ ​‍​‍‌‌​ ‌‌‌​‌​​‍ ‍‌‍‍​‌‍‌‌‌‍​‌‌‍‌​‌‍‍‌‌‍ ‍‌‍‌ ​ ‌‍​‍‌‍​‌‌ ​ ‌‍‌‌‌‌‌‌‌ ​‍‌‍ ​​ ‌‌‍‍​‌ ‌​‌ ‌​‌ ​​​‍‌‌​ ​ ‌​​‌​‍‌‌​ ​‍‌​‌‍​‍‌‌​ ​‍‌​‌‍‌‍ ​‌‍ ‌‍​ ‌‍​‌‌‍ ​‌‍‍​‌‍ ‌ ​ ‌ ‌​​‍‌‌​ ​ ‌​​‌​ ​ ​ ​ ​ ​ ​ ​ ​‍‌‍‌‍‍‌‌‍‌​​ ‌‌ ​ ‌‍‍‌‌ ‌​‌‍‌‌‌​‌‍‌‍ ‌‍ ‌ ‌​‌‍‌‌‌ ​‍​‍‌‍‌ ‌​‌ ‍‌‌ ​​‌‍‌‌​ ‌‌‍‌‍‌‍ ‌‍ ‌ ‌​‌‍‌‌‌ ​‍​‍‌‍‌ ​​‌‍​‌‌ ‌​‌‍‍​​ ‌‌‍ ‌‌‍‌‌‌‍ ‍‌ ‌‌‌ ​ ​‍‌‌​ ‌‌‌​​‍‌‌ ‌‍‍ ‌‍‌‌‌ ‍‌​‍‌‌​ ​ ‌​‌​​‍‌‌​ ​ ‌​‌​​‍‌‌​ ​‍​ ​‍‌‍‌‌‌‍‌‍​ ​‌​ ‌ ​ ​‌‌‍​ ‌‍‌‌‌‍​‌​ ‍‌‌‍‌​​ ​‍‌‍​ ​‍‌‌​ ​‍​ ​‍​‍‌‌​ ‌‌‌​‌​​‍ ‍‌‍‍​‌‍‌‌‌‍​‌‌‍‌​‌‍‍‌‌‍ ‍‌‍‌ ​‍‌‍‌ ​​‌‍‌‌‌ ​‍‌ ​ ‌ ​​‌‍‌‌‌‍​ ‌ ‌​‌‍‍‌‌ ‌‍‌‍‌‌​ ‌‌ ​​‌ ‌‌‌‍​‍‌‍ ​‌‍‍‌‌ ​ ‌‍‍​‌‍‌‌‌‍‌​​‍​‍‌ ‌
Explore​​​​‌ ‍ ​‍​‍‌‍ ‌ ​‍‌‍‍‌‌‍‌ ‌‍‍‌‌‍ ‍​‍​‍​ ‍‍​‍​‍‌ ​ ‌‍​‌‌‍ ‍‌‍‍‌‌ ‌​‌ ‍‌​‍ ‍‌‍‍‌‌‍ ​‍​‍​‍ ​​‍​‍‌‍‍​‌ ​‍‌‍‌‌‌‍‌‍​‍​‍​ ‍‍​‍​‍‌‍‍​‌ ‌​‌ ‌​‌ ​​​ ‍‍​‍ ​‍ ‌‍ ​‌‍ ‌‍​ ‌‍​‌‌‍ ​‌‍‍​‌‍ ‌ ​ ‌ ‌​​ ‍‍​ ​ ​ ​ ​ ​ ​ ​ ​‍ ‌‍‍‌‌‍ ‍‌ ‌​‌‍‌‌‌‍ ‍‌ ‌​​‍ ‌‍‌‌‌‍‌​‌‍‍‌‌ ‌​​‍ ‌‍ ‌‌‍ ‌‍‌​‌‍‌‌​ ‌‌ ​​‌ ​‍‌‍‌‌‌ ​ ‌‍‌‌‌‍ ‍‌ ‌​‌‍​‌‌ ‌​‌‍‍‌‌‍ ‌‍ ‍​ ‍ ‌‍‍‌‌‍‌​​ ‌‌ ​ ‌‍‍‌‌ ‌​‌‍‌‌‌​‌‍‌‍ ‌‍ ‌ ‌​‌‍‌‌‌ ​‍​ ‍ ‌ ‌​‌ ‍‌‌ ​​‌‍‌‌​ ‌‌‍‌‍‌‍ ‌‍ ‌ ‌​‌‍‌‌‌ ​‍​ ‍ ‌ ​​‌‍​‌‌ ‌​‌‍‍​​ ‌‌‍ ‌‌‍‌‌‌‍ ‍‌ ‌‌‌ ​ ​‍‌‌​ ‌‌‌​​‍‌‌ ‌‍‍ ‌‍‌‌‌ ‍‌​‍‌‌​ ​ ‌​‌​​‍‌‌​ ​ ‌​‌​​‍‌‌​ ​‍​ ​‍‌‍​‌​ ‍‌‌‍‌‍​ ​​‌‍‌​​ ​​​ ‌​​ ​​​ ​ ​ ​‌​ ‌‍​ ‌ ​‍‌‌​ ​‍​ ​‍​‍‌‌​ ‌‌‌​‌​​‍ ‍‌‍‍​‌‍‌‌‌‍​‌‌‍‌​‌‍‍‌‌‍ ‍‌‍‌ ​ ‌‍​‍‌‍​‌‌ ​ ‌‍‌‌‌‌‌‌‌ ​‍‌‍ ​​ ‌‌‍‍​‌ ‌​‌ ‌​‌ ​​​‍‌‌​ ​ ‌​​‌​‍‌‌​ ​‍‌​‌‍​‍‌‌​ ​‍‌​‌‍‌‍ ​‌‍ ‌‍​ ‌‍​‌‌‍ ​‌‍‍​‌‍ ‌ ​ ‌ ‌​​‍‌‌​ ​ ‌​​‌​ ​ ​ ​ ​ ​ ​ ​ ​‍‌‍‌‍‍‌‌‍‌​​ ‌‌ ​ ‌‍‍‌‌ ‌​‌‍‌‌‌​‌‍‌‍ ‌‍ ‌ ‌​‌‍‌‌‌ ​‍​‍‌‍‌ ‌​‌ ‍‌‌ ​​‌‍‌‌​ ‌‌‍‌‍‌‍ ‌‍ ‌ ‌​‌‍‌‌‌ ​‍​‍‌‍‌ ​​‌‍​‌‌ ‌​‌‍‍​​ ‌‌‍ ‌‌‍‌‌‌‍ ‍‌ ‌‌‌ ​ ​‍‌‌​ ‌‌‌​​‍‌‌ ‌‍‍ ‌‍‌‌‌ ‍‌​‍‌‌​ ​ ‌​‌​​‍‌‌​ ​ ‌​‌​​‍‌‌​ ​‍​ ​‍‌‍​‌​ ‍‌‌‍‌‍​ ​​‌‍‌​​ ​​​ ‌​​ ​​​ ​ ​ ​‌​ ‌‍​ ‌ ​‍‌‌​ ​‍​ ​‍​‍‌‌​ ‌‌‌​‌​​‍ ‍‌‍‍​‌‍‌‌‌‍​‌‌‍‌​‌‍‍‌‌‍ ‍‌‍‌ ​‍‌‍‌ ​​‌‍‌‌‌ ​‍‌ ​ ‌ ​​‌‍‌‌‌‍​ ‌ ‌​‌‍‍‌‌ ‌‍‌‍‌‌​ ‌‌ ​​‌ ‌‌‌‍​‍‌‍ ​‌‍‍‌‌ ​ ‌‍‍​‌‍‌‌‌‍‌​​‍​‍‌ ‌
Subscribe to the mailing list​​​​‌ ‍ ​‍​‍‌‍ ‌ ​‍‌‍‍‌‌‍‌ ‌‍‍‌‌‍ ‍​‍​‍​ ‍‍​‍​‍‌ ​ ‌‍​‌‌‍ ‍‌‍‍‌‌ ‌​‌ ‍‌​‍ ‍‌‍‍‌‌‍ ​‍​‍​‍ ​​‍​‍‌‍‍​‌ ​‍‌‍‌‌‌‍‌‍​‍​‍​ ‍‍​‍​‍‌‍‍​‌ ‌​‌ ‌​‌ ​​​ ‍‍​‍ ​‍ ‌‍ ​‌‍ ‌‍​ ‌‍​‌‌‍ ​‌‍‍​‌‍ ‌ ​ ‌ ‌​​ ‍‍​ ​ ​ ​ ​ ​ ​ ​ ​‍ ‌‍‍‌‌‍ ‍‌ ‌​‌‍‌‌‌‍ ‍‌ ‌​​‍ ‌‍‌‌‌‍‌​‌‍‍‌‌ ‌​​‍ ‌‍ ‌‌‍ ‌‍‌​‌‍‌‌​ ‌‌ ​​‌ ​‍‌‍‌‌‌ ​ ‌‍‌‌‌‍ ‍‌ ‌​‌‍​‌‌ ‌​‌‍‍‌‌‍ ‌‍ ‍​ ‍ ‌‍‍‌‌‍‌​​ ‌‌ ​ ‌‍‍‌‌ ‌​‌‍‌‌‌​‌‍‌‍ ‌‍ ‌ ‌​‌‍‌‌‌ ​‍​ ‍ ‌ ‌​‌ ‍‌‌ ​​‌‍‌‌​ ‌‌‍‌‍‌‍ ‌‍ ‌ ‌​‌‍‌‌‌ ​‍​ ‍ ‌ ​​‌‍​‌‌ ‌​‌‍‍​​ ‌‌‍ ‍‌‍‌‌‌ ‌ ‌ ​ ‌‍ ​‌‍‌‌‌ ‌​‌ ‌​‌‍‌‌‌ ​‍​‍ ‍‌‍‍​‌‍‌‌‌‍​‌‌‍‌​‌‍‍‌‌‍ ‍‌‍‌ ​ ‌‍​‍‌‍​‌‌ ​ ‌‍‌‌‌‌‌‌‌ ​‍‌‍ ​​ ‌‌‍‍​‌ ‌​‌ ‌​‌ ​​​‍‌‌​ ​ ‌​​‌​‍‌‌​ ​‍‌​‌‍​‍‌‌​ ​‍‌​‌‍‌‍ ​‌‍ ‌‍​ ‌‍​‌‌‍ ​‌‍‍​‌‍ ‌ ​ ‌ ‌​​‍‌‌​ ​ ‌​​‌​ ​ ​ ​ ​ ​ ​ ​ ​‍‌‍‌‍‍‌‌‍‌​​ ‌‌ ​ ‌‍‍‌‌ ‌​‌‍‌‌‌​‌‍‌‍ ‌‍ ‌ ‌​‌‍‌‌‌ ​‍​‍‌‍‌ ‌​‌ ‍‌‌ ​​‌‍‌‌​ ‌‌‍‌‍‌‍ ‌‍ ‌ ‌​‌‍‌‌‌ ​‍​‍‌‍‌ ​​‌‍​‌‌ ‌​‌‍‍​​ ‌‌‍ ‍‌‍‌‌‌ ‌ ‌ ​ ‌‍ ​‌‍‌‌‌ ‌​‌ ‌​‌‍‌‌‌ ​‍​‍ ‍‌‍‍​‌‍‌‌‌‍​‌‌‍‌​‌‍‍‌‌‍ ‍‌‍‌ ​‍‌‍‌ ​​‌‍‌‌‌ ​‍‌ ​ ‌ ​​‌‍‌‌‌‍​ ‌ ‌​‌‍‍‌‌ ‌‍‌‍‌‌​ ‌‌ ​​‌ ‌‌‌‍​‍‌‍ ​‌‍‍‌‌ ​ ‌‍‍​‌‍‌‌‌‍‌​​‍​‍‌ ‌
Receive the latest news about New Jersey's Clean Energy Program​​​​‌ ‍ ​‍​‍‌‍ ‌ ​‍‌‍‍‌‌‍‌ ‌‍‍‌‌‍ ‍​‍​‍​ ‍‍​‍​‍‌ ​ ‌‍​‌‌‍ ‍‌‍‍‌‌ ‌​‌ ‍‌​‍ ‍‌‍‍‌‌‍ ​‍​‍​‍ ​​‍​‍‌‍‍​‌ ​‍‌‍‌‌‌‍‌‍​‍​‍​ ‍‍​‍​‍‌‍‍​‌ ‌​‌ ‌​‌ ​​​ ‍‍​‍ ​‍ ‌‍ ​‌‍ ‌‍​ ‌‍​‌‌‍ ​‌‍‍​‌‍ ‌ ​ ‌ ‌​​ ‍‍​ ​ ​ ​ ​ ​ ​ ​ ​‍ ‌‍‍‌‌‍ ‍‌ ‌​‌‍‌‌‌‍ ‍‌ ‌​​‍ ‌‍‌‌‌‍‌​‌‍‍‌‌ ‌​​‍ ‌‍ ‌‌‍ ‌‍‌​‌‍‌‌​ ‌‌ ​​‌ ​‍‌‍‌‌‌ ​ ‌‍‌‌‌‍ ‍‌ ‌​‌‍​‌‌ ‌​‌‍‍‌‌‍ ‌‍ ‍​ ‍ ‌‍‍‌‌‍‌​​ ‌‌ ​ ‌‍‍‌‌ ‌​‌‍‌‌‌​‌‍‌‍ ‌‍ ‌ ‌​‌‍‌‌‌ ​‍​ ‍ ‌ ‌​‌ ‍‌‌ ​​‌‍‌‌​ ‌‌‍‌‍‌‍ ‌‍ ‌ ‌​‌‍‌‌‌ ​‍​ ‍ ‌ ​​‌‍​‌‌ ‌​‌‍‍​​ ‌‌‍ ‍‌‍‌‌‌ ‌ ‌ ​ ‌‍ ​‌‍‌‌‌ ‌​‌ ‌​‌‍‌‌‌ ​‍​‍ ‍‌ ‌​‌‍‌‌‌ ‍​‌ ‌​​ ‌‍​‍‌‍​‌‌ ​ ‌‍‌‌‌‌‌‌‌ ​‍‌‍ ​​ ‌‌‍‍​‌ ‌​‌ ‌​‌ ​​​‍‌‌​ ​ ‌​​‌​‍‌‌​ ​‍‌​‌‍​‍‌‌​ ​‍‌​‌‍‌‍ ​‌‍ ‌‍​ ‌‍​‌‌‍ ​‌‍‍​‌‍ ‌ ​ ‌ ‌​​‍‌‌​ ​ ‌​​‌​ ​ ​ ​ ​ ​ ​ ​ ​‍‌‍‌‍‍‌‌‍‌​​ ‌‌ ​ ‌‍‍‌‌ ‌​‌‍‌‌‌​‌‍‌‍ ‌‍ ‌ ‌​‌‍‌‌‌ ​‍​‍‌‍‌ ‌​‌ ‍‌‌ ​​‌‍‌‌​ ‌‌‍‌‍‌‍ ‌‍ ‌ ‌​‌‍‌‌‌ ​‍​‍‌‍‌ ​​‌‍​‌‌ ‌​‌‍‍​​ ‌‌‍ ‍‌‍‌‌‌ ‌ ‌ ​ ‌‍ ​‌‍‌‌‌ ‌​‌ ‌​‌‍‌‌‌ ​‍​‍ ‍‌ ‌​‌‍‌‌‌ ‍​‌ ‌​​‍‌‍‌ ​​‌‍‌‌‌ ​‍‌ ​ ‌ ​​‌‍‌‌‌‍​ ‌ ‌​‌‍‍‌‌ ‌‍‌‍‌‌​ ‌‌ ​​‌ ‌‌‌‍​‍‌‍ ​‌‍‍‌‌ ​ ‌‍‍​‌‍‌‌‌‍‌​​‍​‍‌ ‌